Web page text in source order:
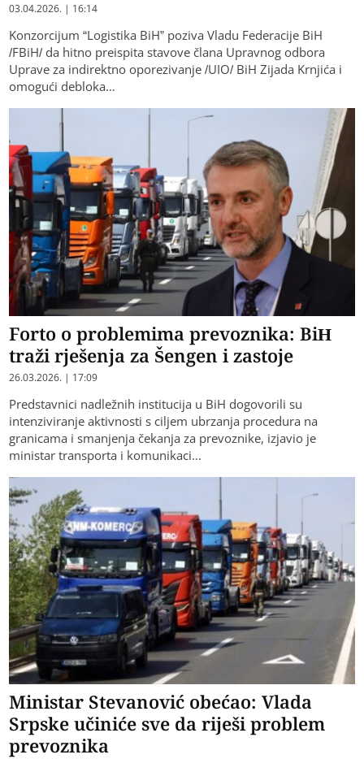
03.04.2026. | 16:14
Konzorcijum “Logistika BiH” poziva Vladu Federacije BiH
/FBiH/ da hitno preispita stavove člana Upravnog odbora
Uprave za indirektno oporezivanje /UIO/ BiH Zijada Krnjića i
omogući debloka…
Forto o problemima prevoznika: BiH
traži rješenja za Šengen i zastoje
26.03.2026. | 17:09
Predstavnici nadležnih institucija u BiH dogovorili su
intenziviranje aktivnosti s ciljem ubrzanja procedura na
granicama i smanjenja čekanja za prevoznike, izjavio je
ministar transporta i komunikaci…
Ministar Stevanović obećao: Vlada
Srpske učiniće sve da riješi problem
prevoznika